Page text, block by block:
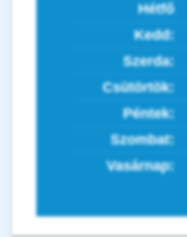
Hétfő
Kedd:
Szerda:
Csütörtök:
Péntek:
Szombat:
Vasárnap: